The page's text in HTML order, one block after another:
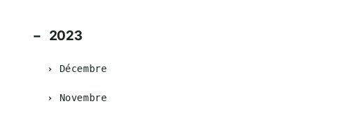
2023
Décembre
Novembre